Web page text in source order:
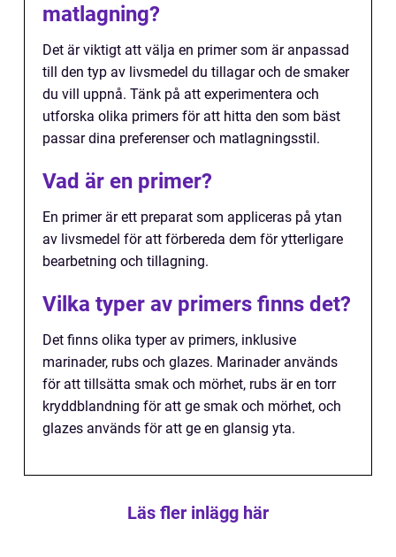
matlagning?
Det är viktigt att välja en primer som är anpassad
till den typ av livsmedel du tillagar och de smaker
du vill uppnå. Tänk på att experimentera och
utforska olika primers för att hitta den som bäst
passar dina preferenser och matlagningsstil.
Vad är en primer?
En primer är ett preparat som appliceras på ytan
av livsmedel för att förbereda dem för ytterligare
bearbetning och tillagning.
Vilka typer av primers finns det?
Det finns olika typer av primers, inklusive
marinader, rubs och glazes. Marinader används
för att tillsätta smak och mörhet, rubs är en torr
kryddblandning för att ge smak och mörhet, och
glazes används för att ge en glansig yta.
Läs fler inlägg här